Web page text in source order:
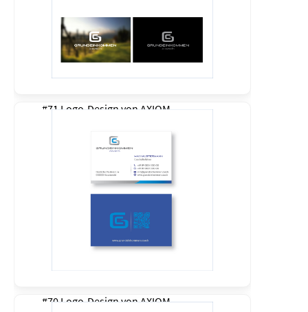
#71 Logo-Design von AXIOM
#70 Logo-Design vonAXIOM